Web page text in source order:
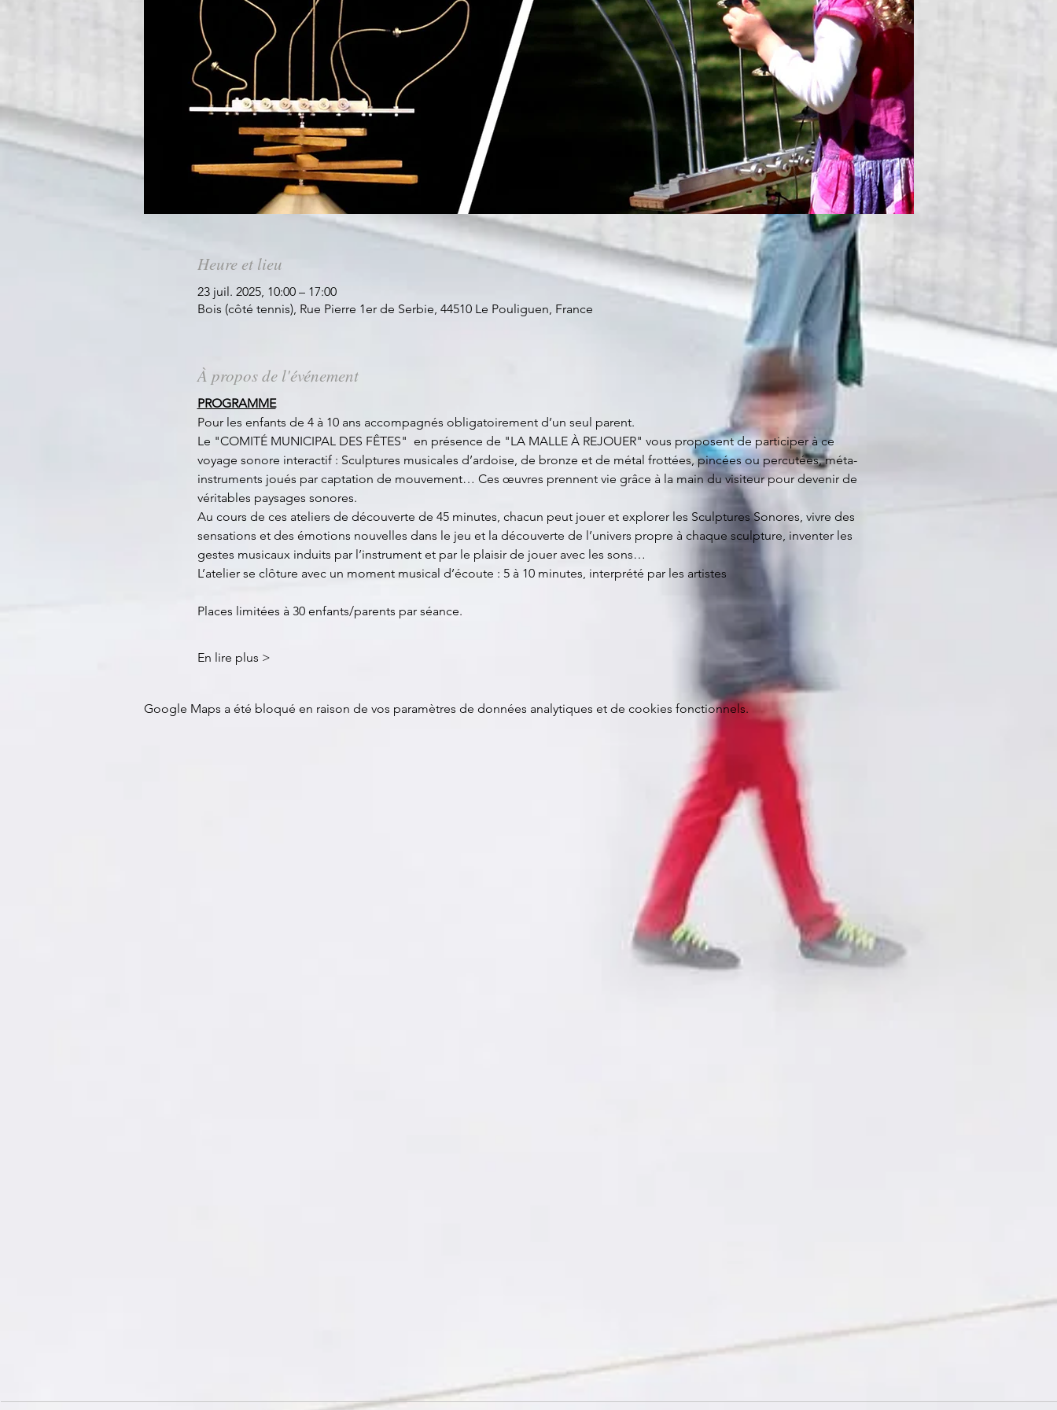
Heure et lieu
23 juil. 2025, 10:00 – 17:00
Bois (côté tennis), Rue Pierre 1er de Serbie, 44510 Le Pouliguen, France
À propos de l'événement
PROGRAMME
Pour les enfants de 4 à 10 ans accompagnés obligatoirement d’un seul parent.
Le "COMITÉ MUNICIPAL DES FÊTES"  en présence de "LA MALLE À REJOUER" vous proposent de participer à ce
voyage sonore interactif : Sculptures musicales d’ardoise, de bronze et de métal frottées, pincées ou percutées, méta-
instruments joués par captation de mouvement… Ces œuvres prennent vie grâce à la main du visiteur pour devenir de
véritables paysages sonores.
Au cours de ces ateliers de découverte de 45 minutes, chacun peut jouer et explorer les Sculptures Sonores, vivre des
sensations et des émotions nouvelles dans le jeu et la découverte de l’univers propre à chaque sculpture, inventer les
gestes musicaux induits par l’instrument et par le plaisir de jouer avec les sons…
L’atelier se clôture avec un moment musical d’écoute : 5 à 10 minutes, interprété par les artistes
Places limitées à 30 enfants/parents par séance.
En lire plus >
Google Maps a été bloqué en raison de vos paramètres de données analytiques et de cookies fonctionnels.